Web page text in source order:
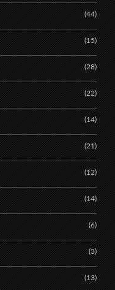
(44)
(15)
(28)
(22)
(14)
(21)
(12)
(14)
(6)
(3)
(13)